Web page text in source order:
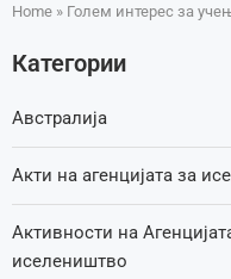
Home » Голем интерес за
Категории
Австралија
Акти на агенцијата за
Активности на
иселеништво